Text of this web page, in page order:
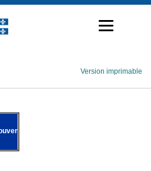
Version imprimable